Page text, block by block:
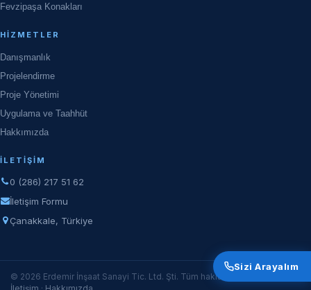
Sizi Arayalım
Fevzipaşa Konakları
HIZMETLER
Danışmanlık
Projelendirme
Proje Yönetimi
Uygulama ve Taahhüt
Hakkımızda
İLETIŞIM
0 (286) 217 51 62
İletişim Formu
Çanakkale, Türkiye
© 2026 Erdemir İnşaat Sanayi Tic. Ltd. Şti. Tüm hakları saklıdır.